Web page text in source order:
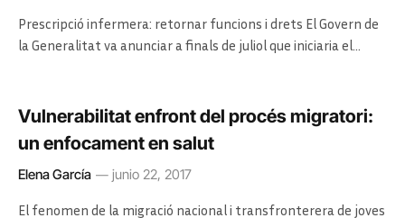
Prescripció infermera: retornar funcions i drets El Govern de
la Generalitat va anunciar a finals de juliol que iniciaria el…
Vulnerabilitat enfront del procés migratori:
un enfocament en salut
Elena García junio 22, 2017
El fenomen de la migració nacional i transfronterera de joves